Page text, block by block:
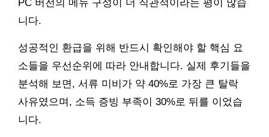
PC 버전의 메뉴 구성이 더 직관적이라는 평이 많습
니다.
성공적인 환급을 위해 반드시 확인해야 할 핵심 요
소들을 우선순위에 따라 안내합니다. 실제 후기들을
분석해 보면, 서류 미비가 약 40%로 가장 큰 탈락
사유였으며, 소득 증빙 부족이 30%로 뒤를 이었습
니다.